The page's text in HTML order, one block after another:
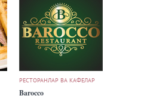
РЕСТОРАНЛАР ВА КАФЕЛАР
Barocco